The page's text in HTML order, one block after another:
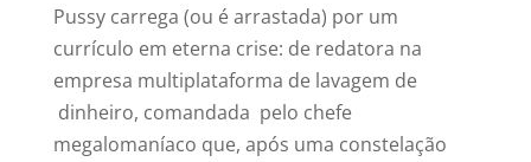
Pussy carrega (ou é arrastada) por um
currículo em eterna crise: de redatora na
empresa multiplataforma de lavagem de
dinheiro, comandada pelo chefe
megalomaníaco que, após uma constelação